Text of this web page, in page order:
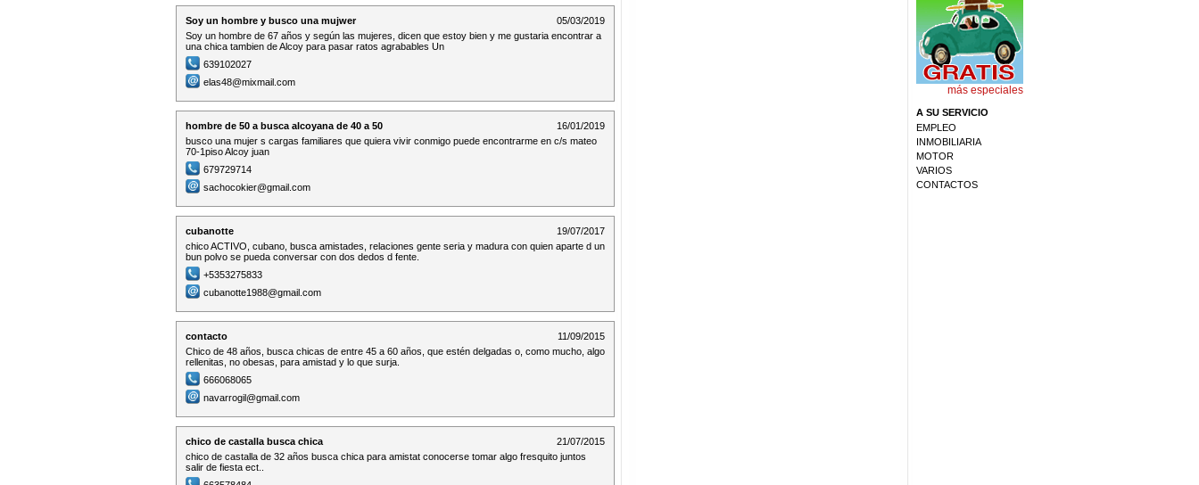
Soy un hombre y busco una mujwer
05/03/2019
Soy un hombre de 67 años y según las mujeres, dicen que estoy bien y me gustaria encontrar a
una chica tambien de Alcoy para pasar ratos agrabables Un
639102027
elas48@mixmail.com
hombre de 50 a busca alcoyana de 40 a 50
16/01/2019
busco una mujer s cargas familiares que quiera vivir conmigo puede encontrarme en c/s mateo
70-1piso Alcoy juan
679729714
sachocokier@gmail.com
cubanotte
19/07/2017
chico ACTIVO, cubano, busca amistades, relaciones gente seria y madura con quien aparte d un
bun polvo se pueda conversar con dos dedos d fente.
+5353275833
cubanotte1988@gmail.com
contacto
11/09/2015
Chico de 48 años, busca chicas de entre 45 a 60 años, que estén delgadas o, como mucho, algo
rellenitas, no obesas, para amistad y lo que surja.
666068065
navarrogil@gmail.com
chico de castalla busca chica
21/07/2015
chico de castalla de 32 años busca chica para amistat conocerse tomar algo fresquito juntos
salir de fiesta ect..
más especiales
A SU SERVICIO
EMPLEO
INMOBILIARIA
MOTOR
VARIOS
CONTACTOS